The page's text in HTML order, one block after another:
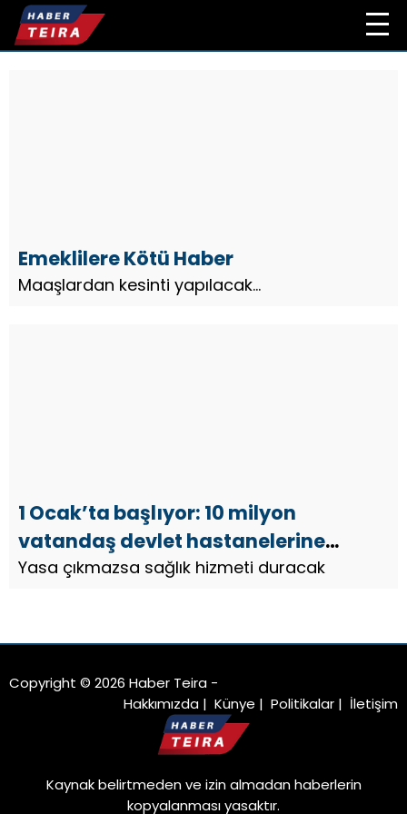
Emeklilere Kötü Haber
Maaşlardan kesinti yapılacak...
1 Ocak’ta başlıyor: 10 milyon
vatandaş devlet hastanelerine
gidemeyecek
Yasa çıkmazsa sağlık hizmeti duracak
Copyright © 2026 Haber Teira -
Hakkımızda | Künye | Politikalar | İletişim
Kaynak belirtmeden ve izin almadan haberlerin
kopyalanması yasaktır.